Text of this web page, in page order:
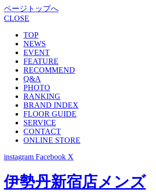
ページトップへ
CLOSE
TOP
NEWS
EVENT
FEATURE
RECOMMEND
Q&A
PHOTO
RANKING
BRAND INDEX
FLOOR GUIDE
SERVICE
CONTACT
ONLINE STORE
instagram Facebook X
伊勢丹新宿店メンズ